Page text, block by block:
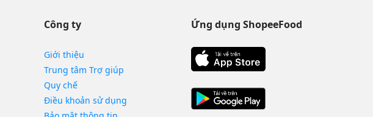
Công ty
Giới thiệu
Trung tâm Trợ giúp
Quy chế
Điều khoản sử dụng
Ứng dụng ShopeeFood